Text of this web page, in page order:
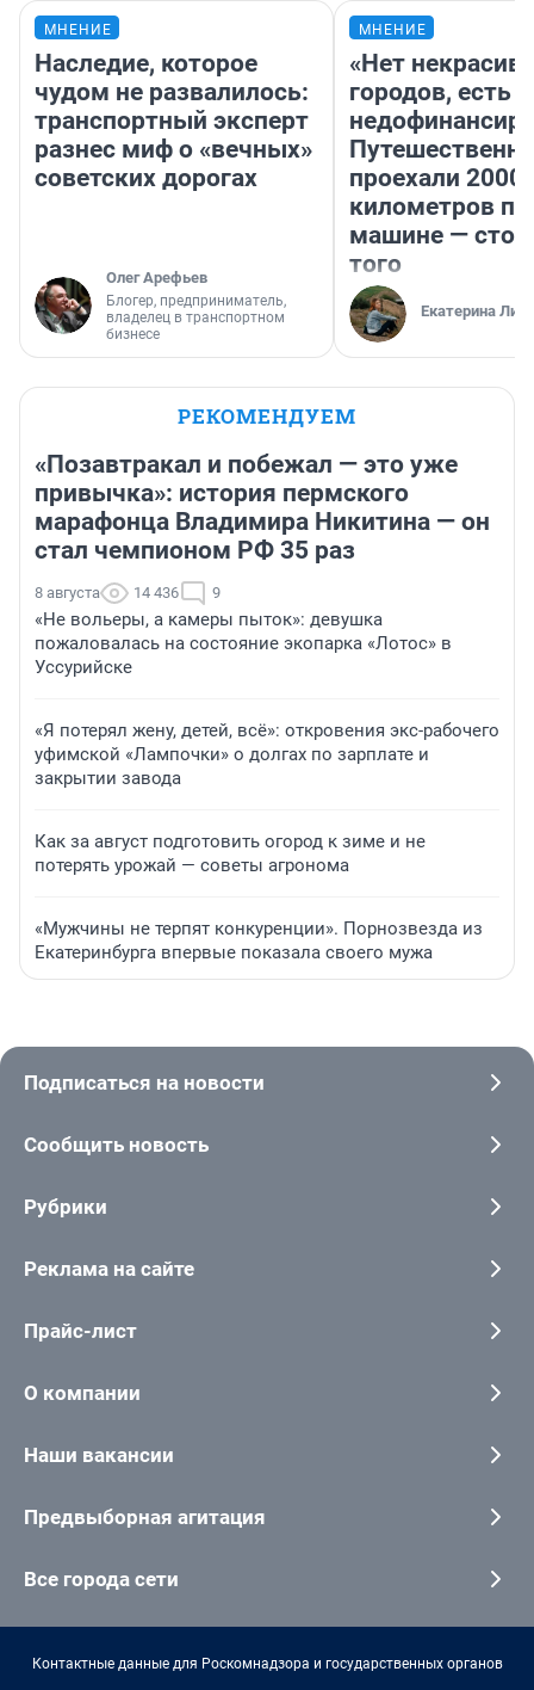
МНЕНИЕ
Наследие, которое
чудом не развалилось:
транспортный эксперт
разнес миф о «вечных»
советских дорогах
Олег Арефьев
Блогер, предприниматель,
владелец в транспортном
бизнесе
МНЕНИЕ
«Нет
городов, есть
проехали 2000
километров по
машине —
того
Екатерина
РЕКОМЕНДУЕМ
«Позавтракал и побежал — это уже
привычка»: история пермского
марафонца Владимира Никитина — он
стал чемпионом РФ 35 раз
8 августа 14 436 9
«Не вольеры, а камеры пыток»: девушка
пожаловалась на состояние экопарка «Лотос» в
Уссурийске
«Я потерял жену, детей, всё»: откровения экс-рабочего
уфимской «Лампочки» о долгах по зарплате и
закрытии завода
Как за август подготовить огород к зиме и не
потерять урожай — советы агронома
«Мужчины не терпят конкуренции». Порнозвезда из
Екатеринбурга впервые показала своего мужа
Подписаться на новости
Сообщить новость
Рубрики
Реклама на сайте
Прайс-лист
О компании
Наши вакансии
Предвыборная агитация
Все города сети
Контактные данные для Роскомнадзора и государственных органов